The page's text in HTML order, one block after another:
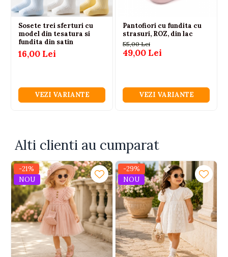
Sosete trei sferturi cu
model din tesatura si
fundita din satin
16,00 Lei
VEZI VARIANTE
Pantofiori cu fundita cu
strasuri, ROZ, din lac
55,00 Lei
49,00 Lei
VEZI VARIANTE
Alti clienti au cumparat
-21%
NOU
-29%
NOU